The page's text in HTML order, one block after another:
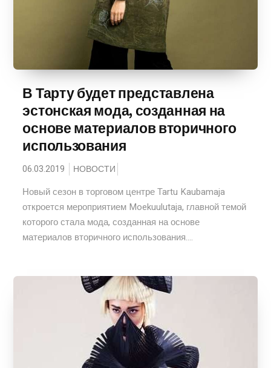
В Тарту будет представлена
эстонская мода, созданная на
основе материалов вторичного
использования
06.03.2019 НОВОСТИ
Новый сезон в торговом центре Tartu Kaubamaja
откроется мероприятием Moekuulutaja, главной темой
которого стала мода, созданная на основе
материалов вторичного использования....